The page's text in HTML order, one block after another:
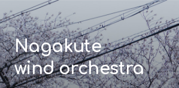
Nagakute
wind orchestra